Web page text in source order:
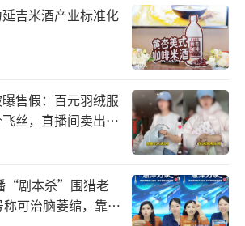
者接连走访多家宠物店后发
满外，涨价也成了不少商家节
于1月20日进行了涨价。宠物家
犬美容健康护理套餐现售价为2
型犬主人发布的信息，该套餐
的价格为169元，现在涨幅在3
书等社交媒体中，宠物家也因
吉米酒产业标准化
售假：百元羽绒服
丝，直播间卖出超
“剧本杀”围猎老
可治脑萎缩，靠鸡